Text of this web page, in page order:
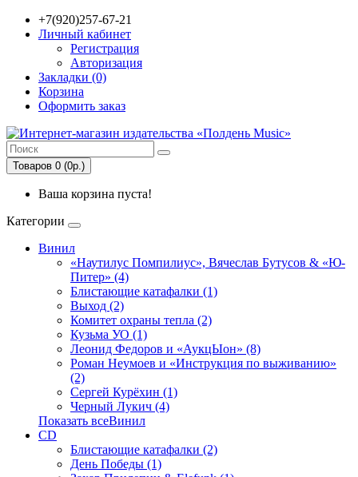
+7(920)257-67-21
Личный кабинет
Регистрация
Авторизация
Закладки (0)
Корзина
Оформить заказ
Товаров 0 (0р.)
Ваша корзина пуста!
Категории
Винил
«Наутилус Помпилиус», Вячеслав Бутусов & «Ю-
Питер» (4)
Блистающие катафалки (1)
Выход (2)
Комитет охраны тепла (2)
Кузьма УО (1)
Леонид Федоров и «АукцЫон» (8)
Роман Неумоев и «Инструкция по выживанию»
(2)
Сергей Курёхин (1)
Черный Лукич (4)
Показать всеВинил
CD
Блистающие катафалки (2)
День Победы (1)